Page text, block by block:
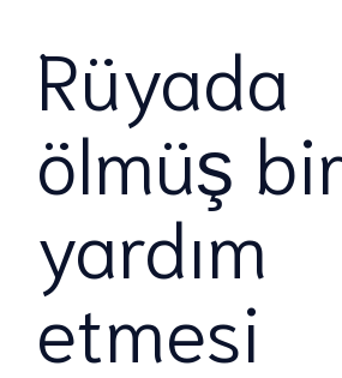
Rüyada
ölmüş
yardım
etmesi